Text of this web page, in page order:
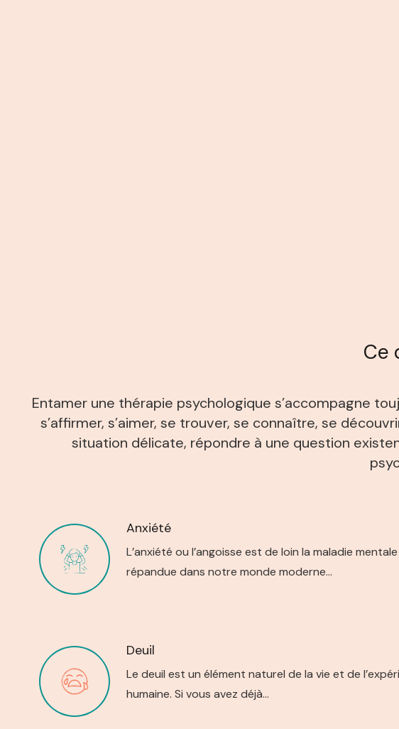
Ce
Entamer une thérapie psychologique s’accompagne
s’affirmer, s’aimer, se trouver, se connaître, se
situation délicate, répondre à une question
Anxiété
L’anxiété ou l’angoisse est de loin la maladie
répandue dans notre monde moderne…
Deuil
Le deuil est un élément naturel de la vie et de
humaine. Si vous avez déjà…